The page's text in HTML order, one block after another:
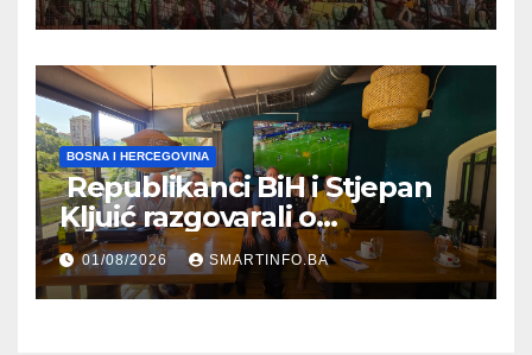
BOSNA I HERCEGOVINA
Republikanci BiH i Stjepan
Kljuić razgovarali o
evropskom putu Bosne i
Hercegovine
01/08/2026 SMARTINFO.BA